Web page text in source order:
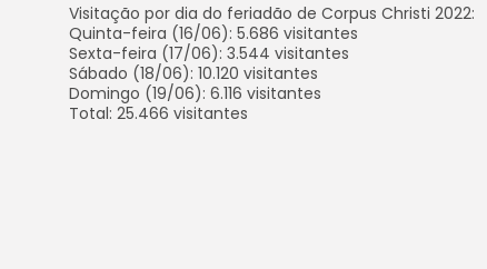
Visitação por dia do feriadão de Corpus Christi 2022:
Quinta-feira (16/06): 5.686 visitantes
Sexta-feira (17/06): 3.544 visitantes
Sábado (18/06): 10.120 visitantes
Domingo (19/06): 6.116 visitantes
Total: 25.466 visitantes